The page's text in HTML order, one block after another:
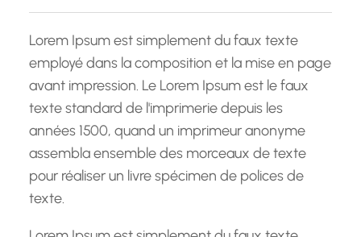
c
hLorem Ipsum est simplement du faux texte
employé dans la composition et la mise en page
avant impression. Le Lorem Ipsum est le faux
texte standard de l'imprimerie depuis les
années 1500, quand un imprimeur anonyme
assembla ensemble des morceaux de texte
pour réaliser un livre spécimen de polices de
texte.